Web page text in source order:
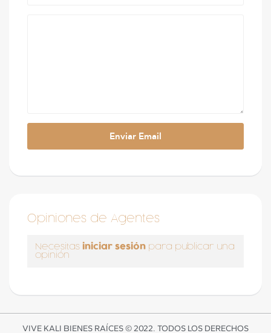
Opiniones de Agentes
Necesitas iniciar sesión para publicar una
opinión
VIVE KALI BIENES RAÍCES © 2022. TODOS LOS DERECHOS